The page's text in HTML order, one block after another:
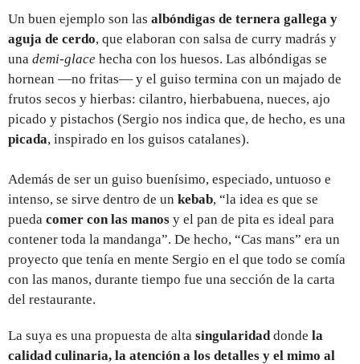
Un buen ejemplo son las albóndigas de ternera gallega y
aguja de cerdo, que elaboran con salsa de curry madrás y
una demi-glace hecha con los huesos. Las albóndigas se
hornean —no fritas— y el guiso termina con un majado de
frutos secos y hierbas: cilantro, hierbabuena, nueces, ajo
picado y pistachos (Sergio nos indica que, de hecho, es una
picada, inspirado en los guisos catalanes).
Además de ser un guiso buenísimo, especiado, untuoso e
intenso, se sirve dentro de un kebab, “la idea es que se
pueda comer con las manos y el pan de pita es ideal para
contener toda la mandanga”. De hecho, “Cas mans” era un
proyecto que tenía en mente Sergio en el que todo se comía
con las manos, durante tiempo fue una sección de la carta
del restaurante.
La suya es una propuesta de alta singularidaddonde la
calidad culinaria, la atención a los detalles y el mimo al